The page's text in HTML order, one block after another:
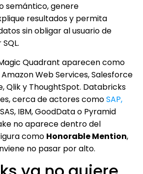
semántico, genere
resultados y permita
sin obligar al usuario de
Quadrant aparecen como
Web Services, Salesforce
Qlik y ThoughtSpot. Databricks
cerca de actores comoSAP,
IBM, GoodData o Pyramid
no aparece dentro del
como Honorable Mention,
no pasar por alto.